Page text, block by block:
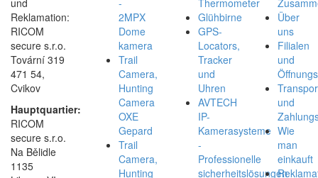
und
Reklamation:
RICOM
secure s.r.o.
Tovární 319
471 54,
Cvikov
Hauptquartier:
RICOM
secure s.r.o.
Na Bělidle
1135
-
2MPX
Dome
kamera
Trail
Camera,
Hunting
Camera
OXE
Gepard
Trail
Camera,
Hunting
Thermometer
Glühbirne
GPS-
Locators,
Tracker
und
Uhren
AVTECH
IP-
Kamerasysteme
-
Professionelle
sicherheitslösungen
Über
uns
Filialen
und
und
Wie
man
einkauft